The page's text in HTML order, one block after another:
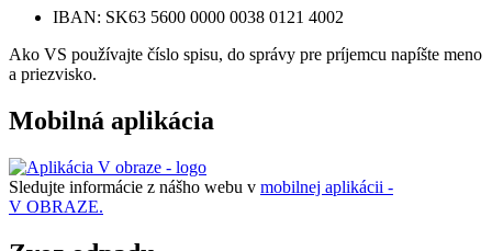
IBAN: SK63 5600 0000 0038 0121 4002
Ako VS používajte číslo spisu, do správy pre príjemcu napíšte meno
a priezvisko.
Mobilná aplikácia
Sledujte informácie z nášho webu v mobilnej aplikácii -
V OBRAZE.